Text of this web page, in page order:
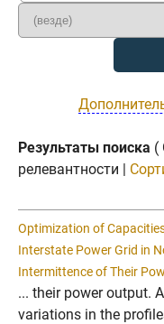
Результаты поиска (
релевантности |
Optimization of
Interstate Power Grid in
Intermittence of Their
... their power output.
variations in the